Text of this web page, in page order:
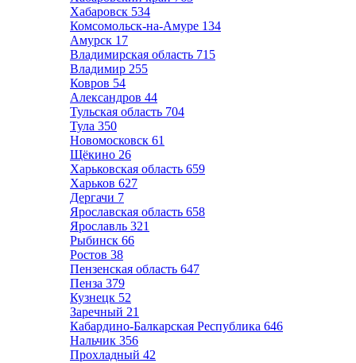
Хабаровск 534
Комсомольск-на-Амуре 134
Амурск 17
Владимирская область 715
Владимир 255
Ковров 54
Александров 44
Тульская область 704
Тула 350
Новомосковск 61
Щёкино 26
Харьковская область 659
Харьков 627
Дергачи 7
Ярославская область 658
Ярославль 321
Рыбинск 66
Ростов 38
Пензенская область 647
Пенза 379
Кузнецк 52
Заречный 21
Кабардино-Балкарская Республика 646
Нальчик 356
Прохладный 42